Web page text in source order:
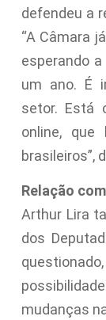
defendeu a
“A Câmara
esperando
um ano. É
setor. Está
online, que
brasileiros”,
Relação
Arthur Lira
dos
mudanças